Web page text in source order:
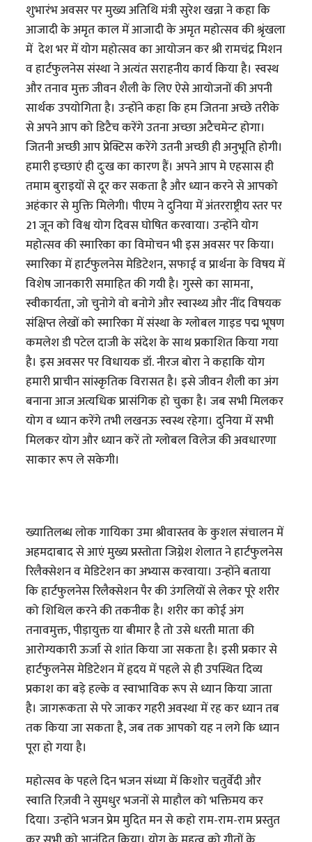
शुभारंभ अवसर पर मुख्य अतिथि मंत्री सुरेश खन्ना ने कहा कि
आजादी के अमृत काल में आजादी के अमृत महोत्सव की श्रृंखला
में देश भर में योग महोत्सव का आयोजन कर श्री रामचंद्र मिशन
व हार्टफुलनेस संस्था ने अत्यंत सराहनीय कार्य किया है। स्वस्थ
और तनाव मुक्त जीवन शैली के लिए ऐसे आयोजनों की अपनी
सार्थक उपयोगिता है। उन्होंने कहा कि हम जितना अच्छे तरीके
से अपने आप को डिटैच करेंगे उतना अच्छा अटैचमेन्ट होगा।
जितनी अच्छी आप प्रेक्टिस करेंगे उतनी अच्छी ही अनुभूति होगी।
हमारी इच्छाएं ही दुःख का कारण हैं। अपने आप मे एहसास ही
तमाम बुराइयों से दूर कर सकता है और ध्यान करने से आपको
अहंकार से मुक्ति मिलेगी। पीएम ने दुनिया में अंतरराष्ट्रीय स्तर पर
21 जून को विश्व योग दिवस घोषित करवाया। उन्होंने योग
महोत्सव की स्मारिका का विमोचन भी इस अवसर पर किया।
स्मारिका में हार्टफुलनेस मेडिटेशन, सफाई व प्रार्थना के विषय में
विशेष जानकारी समाहित की गयी है। गुस्से का सामना,
स्वीकार्यता, जो चुनोगे वो बनोगे और स्वास्थ्य और नींद विषयक
संक्षिप्त लेखों को स्मारिका में संस्था के ग्लोबल गाइड पद्म भूषण
कमलेश डी पटेल दाजी के संदेश के साथ प्रकाशित किया गया
है। इस अवसर पर विधायक डॉ. नीरज बोरा ने कहाकि योग
हमारी प्राचीन सांस्कृतिक विरासत है। इसे जीवन शैली का अंग
बनाना आज अत्यधिक प्रासंगिक हो चुका है। जब सभी मिलकर
योग व ध्यान करेंगे तभी लखनऊ स्वस्थ रहेगा। दुनिया में सभी
मिलकर योग और ध्यान करें तो ग्लोबल विलेज की अवधारणा
साकार रूप ले सकेगी।
ख्यातिलब्ध लोक गायिका उमा श्रीवास्तव के कुशल संचालन में
अहमदाबाद से आएं मुख्य प्रस्तोता जिग्नेश शेलात ने हार्टफुलनेस
रिलैक्सेशन व मेडिटेशन का अभ्यास करवाया। उन्होंने बताया
कि हार्टफुलनेस रिलैक्सेशन पैर की उंगलियों से लेकर पूरे शरीर
को शिथिल करने की तकनीक है। शरीर का कोई अंग
तनावमुक्त, पीड़ायुक्त या बीमार है तो उसे धरती माता की
आरोग्यकारी ऊर्जा से शांत किया जा सकता है। इसी प्रकार से
हार्टफुलनेस मेडिटेशन में हृदय में पहले से ही उपस्थित दिव्य
प्रकाश का बड़े हल्के व स्वाभाविक रूप से ध्यान किया जाता
है। जागरूकता से परे जाकर गहरी अवस्था में रह कर ध्यान तब
तक किया जा सकता है, जब तक आपको यह न लगे कि ध्यान
पूरा हो गया है।
महोत्सव के पहले दिन भजन संध्या में किशोर चतुर्वेदी और
स्वाति रिज़वी ने सुमधुर भजनों से माहौल को भक्तिमय कर
दिया। उन्होंने भजन प्रेम मुदित मन से कहो राम-राम-राम प्रस्तुत